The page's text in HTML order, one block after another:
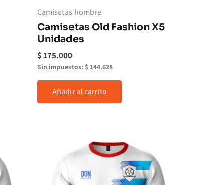
Camisetas hombre
Camisetas Old Fashion X5
Unidades
$175.000
Sin impuestos: $144.628
Añadir al carrito